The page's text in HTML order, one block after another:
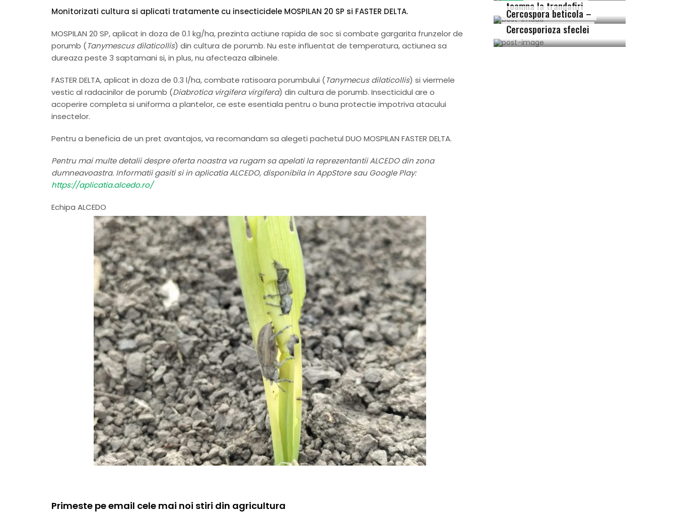
Monitorizati cultura si aplicati tratamente cu insecticidele MOSPILAN 20 SP si FASTER DELTA.
MOSPILAN 20 SP, aplicat in doza de 0.1 kg/ha, prezinta actiune rapida de soc si combate gargarita frunzelor de
porumb (Tanymescus dilaticollis) din cultura de porumb. Nu este influentat de temperatura, actiunea sa
dureaza peste 3 saptamani si, in plus, nu afecteaza albinele.
FASTER DELTA, aplicat in doza de 0.3 l/ha, combate ratisoara porumbului (Tanymecus dilaticollis) si viermele
vestic al radacinilor de porumb (Diabrotica virgifera virgifera) din cultura de porumb. Insecticidul are o
acoperire completa si uniforma a plantelor, ce este esentiala pentru o buna protectie impotriva atacului
insectelor.
Pentru a beneficia de un pret avantajos, va recomandam sa alegeti pachetul DUO MOSPILAN FASTER DELTA.
Pentru mai multe detalii despre oferta noastra va rugam sa apelati la reprezentantii ALCEDO din zona
dumneavoastra. Informatii gasiti si in aplicatia ALCEDO, disponibila in AppStore sau Google Play:
https://aplicatia.alcedo.ro/
Echipa ALCEDO
Primeste pe email cele mai noi stiri din agricultura
toamna la trandafiri
Cercospora beticola –
Cercosporioza sfeclei